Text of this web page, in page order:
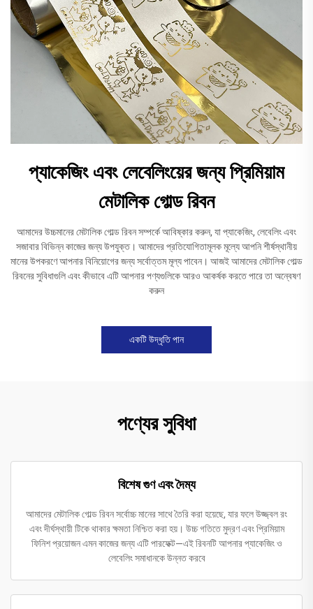
প্যাকেজিং এবং লেবেলিংয়ের জন্য প্রিমিয়াম
মেটালিক গোল্ড রিবন
আমাদের উচ্চমানের মেটালিক গোল্ড রিবন সম্পর্কে আবিষ্কার করুন, যা প্যাকেজিং, লেবেলিং এবং
সজাবার বিভিন্ন কাজের জন্য উপযুক্ত। আমাদের প্রতিযোগিতামূলক মূল্যে আপনি শীর্ষস্থানীয়
মানের উপকরণে আপনার বিনিয়োগের জন্য সর্বোত্তম মূল্য পাবেন। আজই আমাদের মেটালিক গোল্ড
রিবনের সুবিধাগুলি এবং কীভাবে এটি আপনার পণ্যগুলিকে আরও আকর্ষক করতে পারে তা অন্বেষণ
করুন
একটি উদ্ধৃতি পান
পণ্যের সুবিধা
বিশেষ গুণ এবং দৈম্য
আমাদের মেটালিক গোল্ড রিবন সর্বোচ্চ মানের সাথে তৈরি করা হয়েছে, যার ফলে উজ্জ্বল রং
এবং দীর্ঘস্থায়ী টিকে থাকার ক্ষমতা নিশ্চিত করা হয়। উচ্চ গতিতে মুদ্রণ এবং প্রিমিয়াম
ফিনিশ প্রয়োজন এমন কাজের জন্য এটি পারফেক্ট—এই রিবনটি আপনার প্যাকেজিং ও
লেবেলিং সমাধানকে উন্নত করবে